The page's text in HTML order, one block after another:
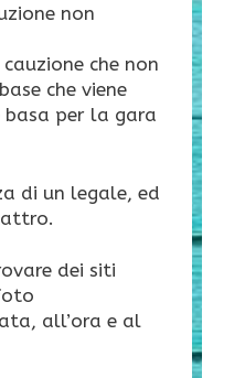
non
che non
che viene
per la gara
di un legale, ed
dei siti
all’ora e al